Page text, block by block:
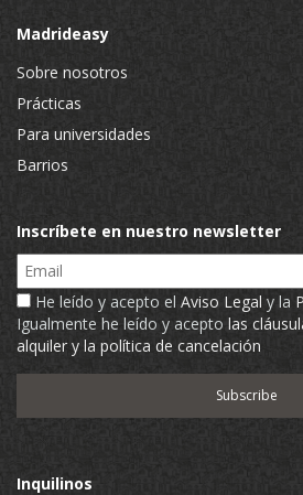
Madrideasy
Sobre nosotros
Prácticas
Para universidades
Barrios
Inscríbete en nuestro newsletter
Email
He leído y acepto el Aviso Legal y la
Igualmente he leído y acepto las
alquiler y la política de cancelación
Inquilinos